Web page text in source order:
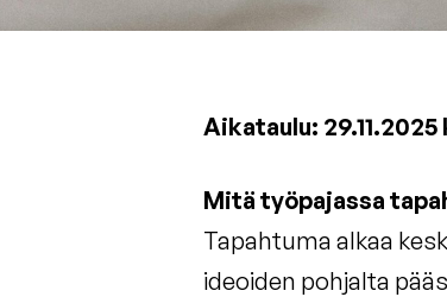
Aikataulu: 29.11.2025
Mitä työpajassa
Tapahtuma alkaa
ideoiden pohjalta